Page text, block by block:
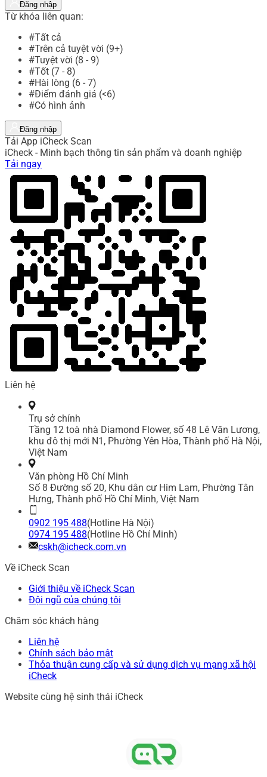
Đăng nhập
Từ khóa liên quan:
#Tất cả
#Trên cả tuyệt vời (9+)
#Tuyệt vời (8 - 9)
#Tốt (7 - 8)
#Hài lòng (6 - 7)
#Điểm đánh giá (<6)
#Có hình ảnh
Đăng nhập
Tải App iCheck Scan
iCheck - Minh bạch thông tin sản phẩm và doanh nghiệp
Tải ngay
Liên hệ
Trụ sở chính
Tầng 12 toà nhà Diamond Flower, số 48 Lê Văn Lương,
khu đô thị mới N1, Phường Yên Hòa, Thành phố Hà Nội,
Việt Nam
Văn phòng Hồ Chí Minh
Số 8 Đường số 20, Khu dân cư Him Lam, Phường Tân
Hưng, Thành phố Hồ Chí Minh, Việt Nam
0902 195 488(Hotline Hà Nội)
0974 195 488(Hotline Hồ Chí Minh)
cskh@icheck.com.vn
Về iCheck Scan
Giới thiệu về iCheck Scan
Đội ngũ của chúng tôi
Chăm sóc khách hàng
Liên hệ
Chính sách bảo mật
Thỏa thuận cung cấp và sử dụng dịch vụ mạng xã hội
iCheck
Website cùng hệ sinh thái iCheck